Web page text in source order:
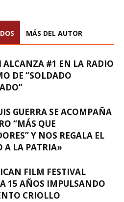
MÁS DEL AUTOR
ALCANZA #1 EN LA RADIO
DE “SOLDADO
GUERRA SE ACOMPAÑA
“MÁS QUE
Y NOS REGALA EL
A LA PATRIA»
FILM FESTIVAL
15 AÑOS IMPULSANDO
CRIOLLO